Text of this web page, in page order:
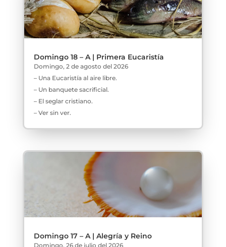
Domingo 18 – A | Primera Eucaristía
Domingo, 2 de agosto del 2026
– Una Eucaristía al aire libre.
– Un banquete sacrificial.
– El seglar cristiano.
– Ver sin ver.
Domingo 17 – A | Alegría y Reino
Domingo, 26 de julio del 2026